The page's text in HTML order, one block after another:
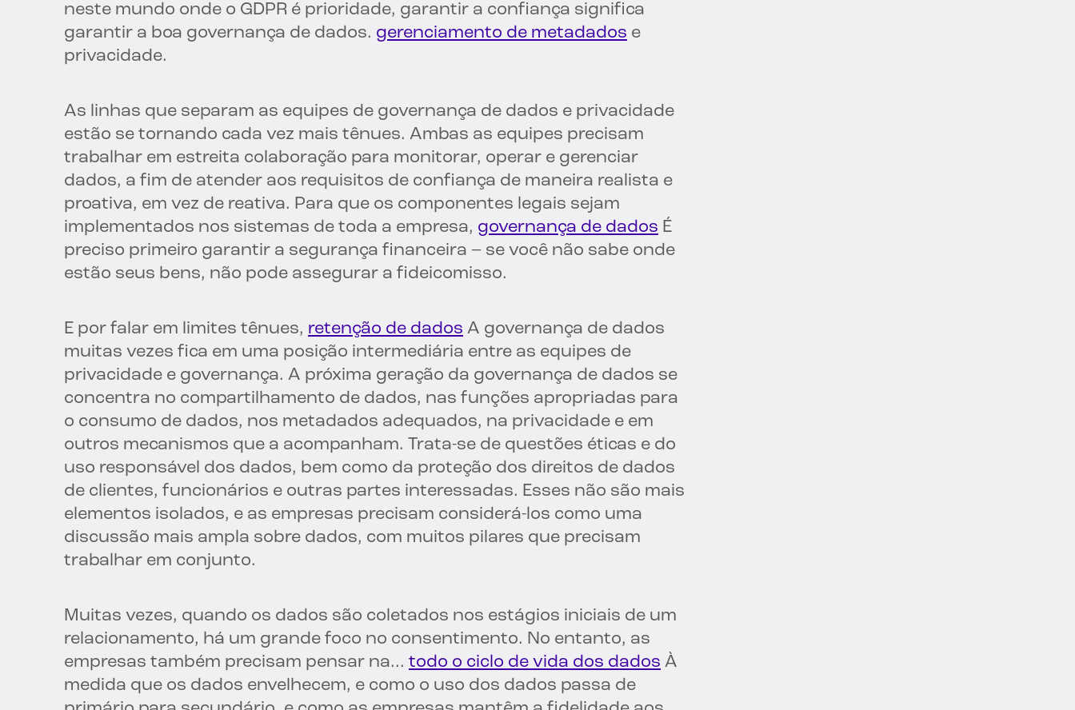
neste mundo onde o GDPR é prioridade, garantir a confiança significa
garantir a boa governança de dados. gerenciamento de metadados e
privacidade.
As linhas que separam as equipes de governança de dados e privacidade
estão se tornando cada vez mais tênues. Ambas as equipes precisam
trabalhar em estreita colaboração para monitorar, operar e gerenciar
dados, a fim de atender aos requisitos de confiança de maneira realista e
proativa, em vez de reativa. Para que os componentes legais sejam
implementados nos sistemas de toda a empresa, governança de dados É
preciso primeiro garantir a segurança financeira – se você não sabe onde
estão seus bens, não pode assegurar a fideicomisso.
E por falar em limites tênues, retenção de dados A governança de dados
muitas vezes fica em uma posição intermediária entre as equipes de
privacidade e governança. A próxima geração da governança de dados se
concentra no compartilhamento de dados, nas funções apropriadas para
o consumo de dados, nos metadados adequados, na privacidade e em
outros mecanismos que a acompanham. Trata-se de questões éticas e do
uso responsável dos dados, bem como da proteção dos direitos de dados
de clientes, funcionários e outras partes interessadas. Esses não são mais
elementos isolados, e as empresas precisam considerá-los como uma
discussão mais ampla sobre dados, com muitos pilares que precisam
trabalhar em conjunto.
Muitas vezes, quando os dados são coletados nos estágios iniciais de um
relacionamento, há um grande foco no consentimento. No entanto, as
empresas também precisam pensar na... todo o ciclo de vida dos dados À
medida que os dados envelhecem, e como o uso dos dados passa de